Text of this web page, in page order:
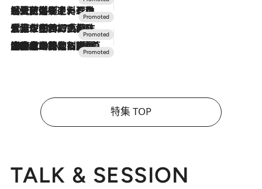
2026.7.24
【夏限定ディナーコース】旬を迎える稚鮎や花ズッキーニなどをイタリア・トスカーナの郷土料理の手法で満喫！
2026.7.17
「土佐和ハーブかき氷」がOMO7高知に登場！生姜、山椒、大葉など目にも舌にも涼を呼ぶ郷土の味
2026.7.10
NEW OPEN！【界 草津】名湯の地に誕生。趣の異なる2種の温泉と上州ならではの会席・蕎麦割烹など美食を味わう究極の癒やし旅
特集 TOP
TALK & SESSION